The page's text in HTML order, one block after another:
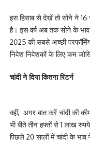
इस हिसाब से देखें तो सोने ने 16
है। इस वर्ष अब तक सोने के
2025 की सबसे अच्छी
निवेश निवेशकों के लिए कम
चांदी ने दिया कितना रिटर्न
वहीं, अगर बात करें चांदी की
भी बीते तीन हफ्तों से 1 लाख
पिछले 20 सालों में चांदी के